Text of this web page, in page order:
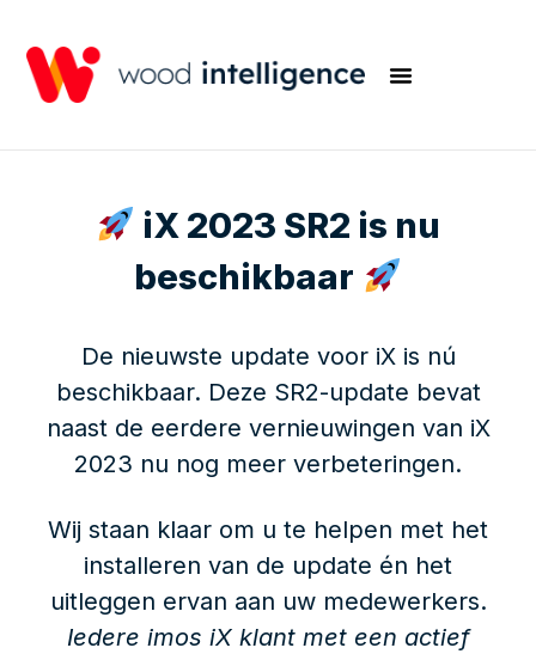
iX 2023 SR2 is nu
beschikbaar
De nieuwste update voor iX is nú
beschikbaar. Deze SR2-update bevat
naast de eerdere vernieuwingen van iX
2023 nu nog meer verbeteringen.
Wij staan klaar om u te helpen met het
installeren van de update én het
uitleggen ervan aan uw medewerkers.
Iedere imos iX klant met een actief